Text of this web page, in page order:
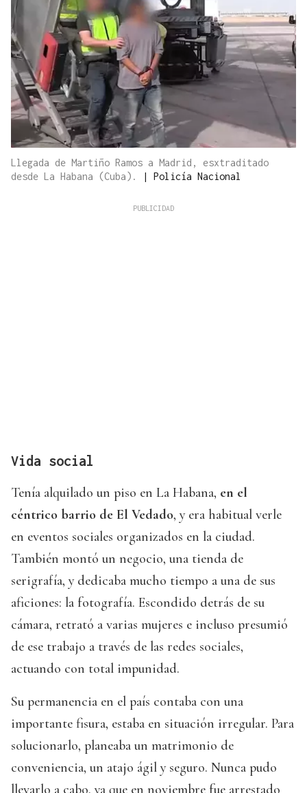
Llegada de Martiño Ramos a Madrid, esxtraditado
desde La Habana (Cuba).
| Policía Nacional
Vida social
Tenía alquilado un piso en La Habana, en el
céntrico barrio de El Vedado, y era habitual verle
en eventos sociales organizados en la ciudad.
También montó un negocio, una tienda de
serigrafía, y dedicaba mucho tiempo a una de sus
aficiones: la fotografía. Escondido detrás de su
cámara, retrató a varias mujeres e incluso presumió
de ese trabajo a través de las redes sociales,
actuando con total impunidad.
Su permanencia en el país contaba con una
importante fisura, estaba en situación irregular. Para
solucionarlo, planeaba un matrimonio de
conveniencia, un atajo ágil y seguro. Nunca pudo
llevarlo a cabo, ya que en noviembre fue arrestado